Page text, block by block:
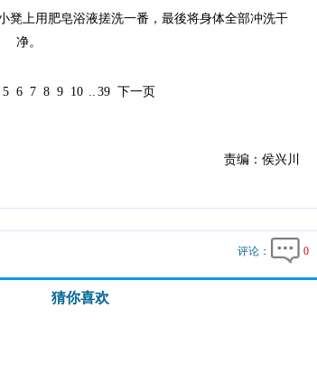
上用肥皂浴液搓洗一番，最後将身体全部冲洗干
净。
5 6 7 8 9 10 .. 39 下一页
责编：侯兴川
评论： 0
猜你喜欢